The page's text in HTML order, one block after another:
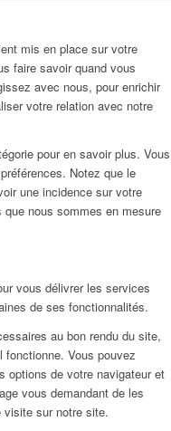
mis en place sur votre
faire savoir quand vous
avec nous, pour enrichir
votre relation avec notre
pour en savoir plus. Vous
Notez que le
une incidence sur votre
nous sommes en mesure
vous délivrer les services
de ses fonctionnalités.
au bon rendu du site,
Vous pouvez
options de votre navigateur et
vous demandant de les
visite sur notre site.